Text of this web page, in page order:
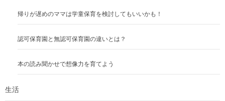
帰りが遅めのママは学童保育を検討してもいいかも！
認可保育園と無認可保育園の違いとは？
本の読み聞かせで想像力を育てよう
生活